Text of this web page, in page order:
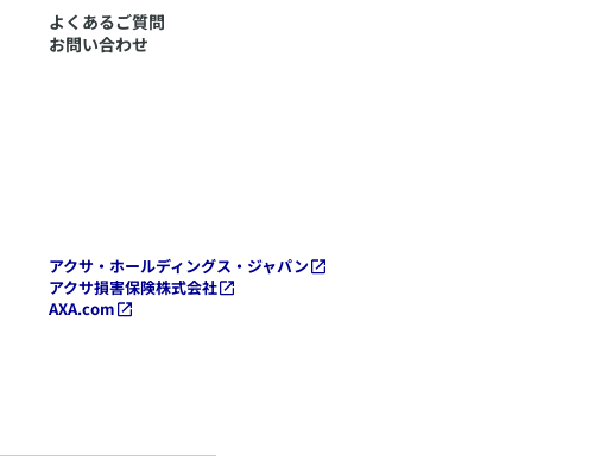
よくあるご質問
お問い合わせ
アクサ・ホールディングス・ジャパン
アクサ損害保険株式会社
AXA.com